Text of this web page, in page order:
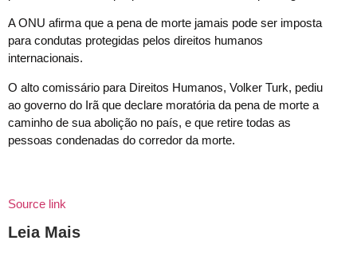
A ONU afirma que a pena de morte jamais pode ser imposta
para condutas protegidas pelos direitos humanos
internacionais.
O alto comissário para Direitos Humanos, Volker Turk, pediu
ao governo do Irã que declare moratória da pena de morte a
caminho de sua abolição no país, e que retire todas as
pessoas condenadas do corredor da morte.
Source link
Leia Mais